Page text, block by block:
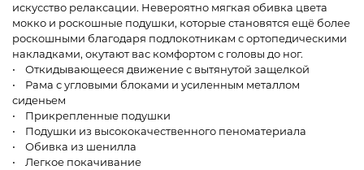
искусство релаксации. Невероятно мягкая обивка цвета
мокко и роскошные подушки, которые становятся ещё более
роскошными благодаря подлокотникам с ортопедическими
накладками, окутают вас комфортом с головы до ног.
• Откидывающееся движение с вытянутой защелкой
• Рама с угловыми блоками и усиленным металлом
сиденьем
• Прикрепленные подушки
• Подушки из высококачественного пеноматериала
• Обивка из шенилла
• Легкое покачивание